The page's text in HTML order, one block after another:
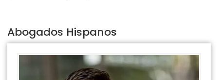
Abogados Hispanos